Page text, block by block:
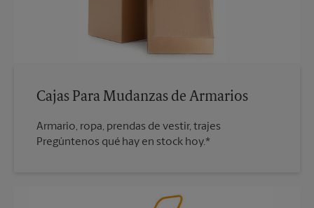
Cajas Para Mudanzas de Armarios
Armario, ropa, prendas de vestir, trajes
Pregúntenos qué hay en stock hoy.*